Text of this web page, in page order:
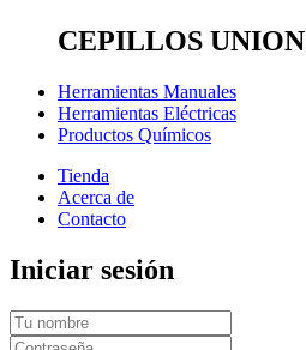
CEPILLOS UNION
Herramientas Manuales
Herramientas Eléctricas
Productos Químicos
Tienda
Acerca de
Contacto
Iniciar sesión